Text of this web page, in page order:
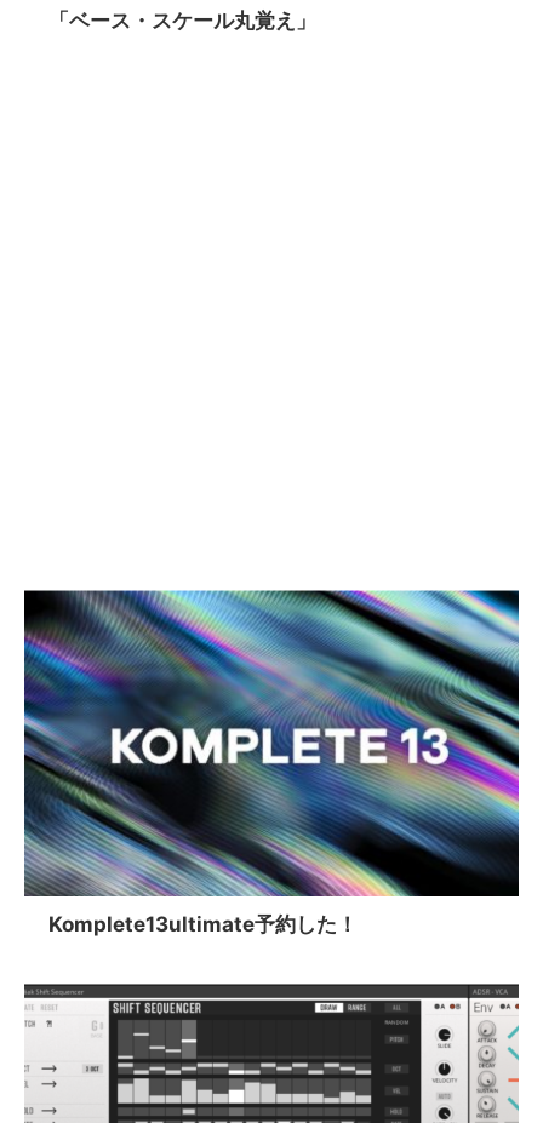
「ベース・スケール丸覚え」
Komplete13ultimate予約した！